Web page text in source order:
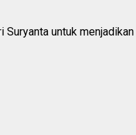
Suryanta untuk menjadikan